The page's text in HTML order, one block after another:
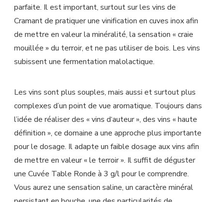
parfaite. Il est important, surtout sur les vins de
Cramant de pratiquer une vinification en cuves inox afin
de mettre en valeur la minéralité, la sensation « craie
mouillée » du terroir, et ne pas utiliser de bois. Les vins
subissent une fermentation malolactique.
Les vins sont plus souples, mais aussi et surtout plus
complexes d’un point de vue aromatique. Toujours dans
l’idée de réaliser des « vins d‘auteur », des vins « haute
définition », ce domaine a une approche plus importante
pour le dosage. Il adapte un faible dosage aux vins afin
de mettre en valeur « le terroir ». Il suffit de déguster
une Cuvée Table Ronde à 3 g/l pour le comprendre.
Vous aurez une sensation saline, un caractère minéral